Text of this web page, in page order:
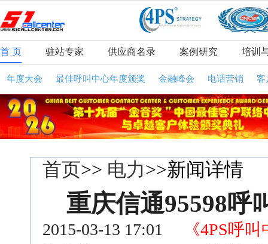
首 页 驻站专家 供应商名录 案例研究 培训
年度大会 最佳呼叫中心年度颁奖 金融峰会 电话营销 客
首页>> 电力>>新闻详情
重庆信通95598呼
2015-03-13 17:01
《4PS呼